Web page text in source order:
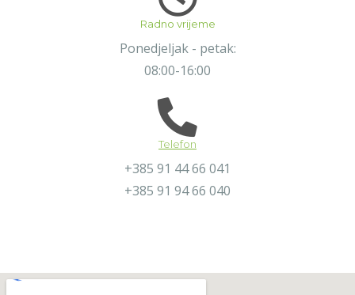
Radno vrijeme
Ponedjeljak - petak:
08:00-16:00
Telefon
+385 91 44 66 041
+385 91 94 66 040